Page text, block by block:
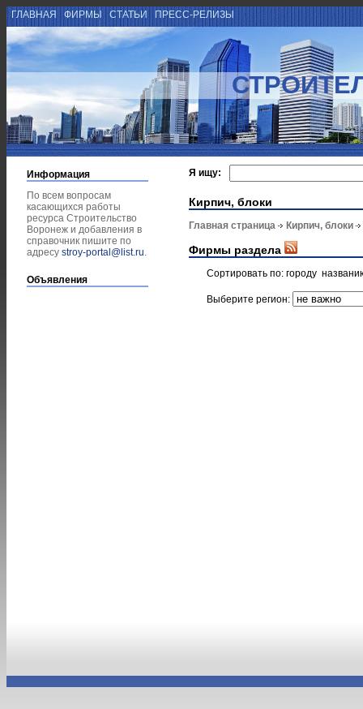
ГЛАВНАЯ ФИРМЫ СТАТЬИ ПРЕСС-РЕЛИЗЫ
Информация
По всем вопросам
касающихся работы
ресурса Строительство
Воронеж и добавления в
справочник пишите по
адресу stroy-portal@list.ru.
Объявления
Я ищу:
Кирпич, блоки
Главная страница Кирпич, блоки
Фирмы раздела
Сортировать по: городу
Выберите регион: